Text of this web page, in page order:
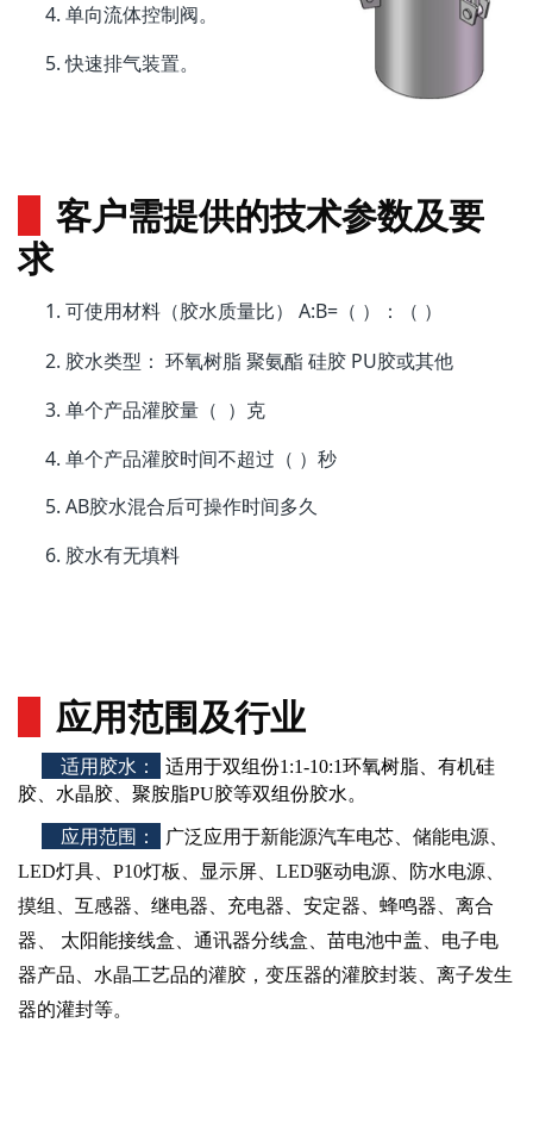
单向流体控制阀。
快速排气装置。
客户需提供的技术参数及要
求
可使用材料（胶水质量比） A:B=（ ）：（ ）
胶水类型： 环氧树脂 聚氨酯 硅胶 PU胶或其他
单个产品灌胶量（ ）克
单个产品灌胶时间不超过（ ）秒
AB胶水混合后可操作时间多久
胶水有无填料
应用范围及行业
适用胶水 ：
适用于双组份1:1-10:1环氧树脂、有机硅
胶、水晶胶、聚胺脂PU胶等双组份胶水。
应用范围 ： 广泛应用于新能源汽车电芯 储能电源
LED灯具、P10灯板、显示屏、LED驱动电源、防水电源、
摸组、互感器、继电器、充电器、安定器、蜂鸣器、离合
器、 太阳能接线盒、通讯器分线盒、苗电池中盖、电子电
器产品、水晶工艺品的灌胶，变压器的灌胶封装、离子发生
器的灌封等。